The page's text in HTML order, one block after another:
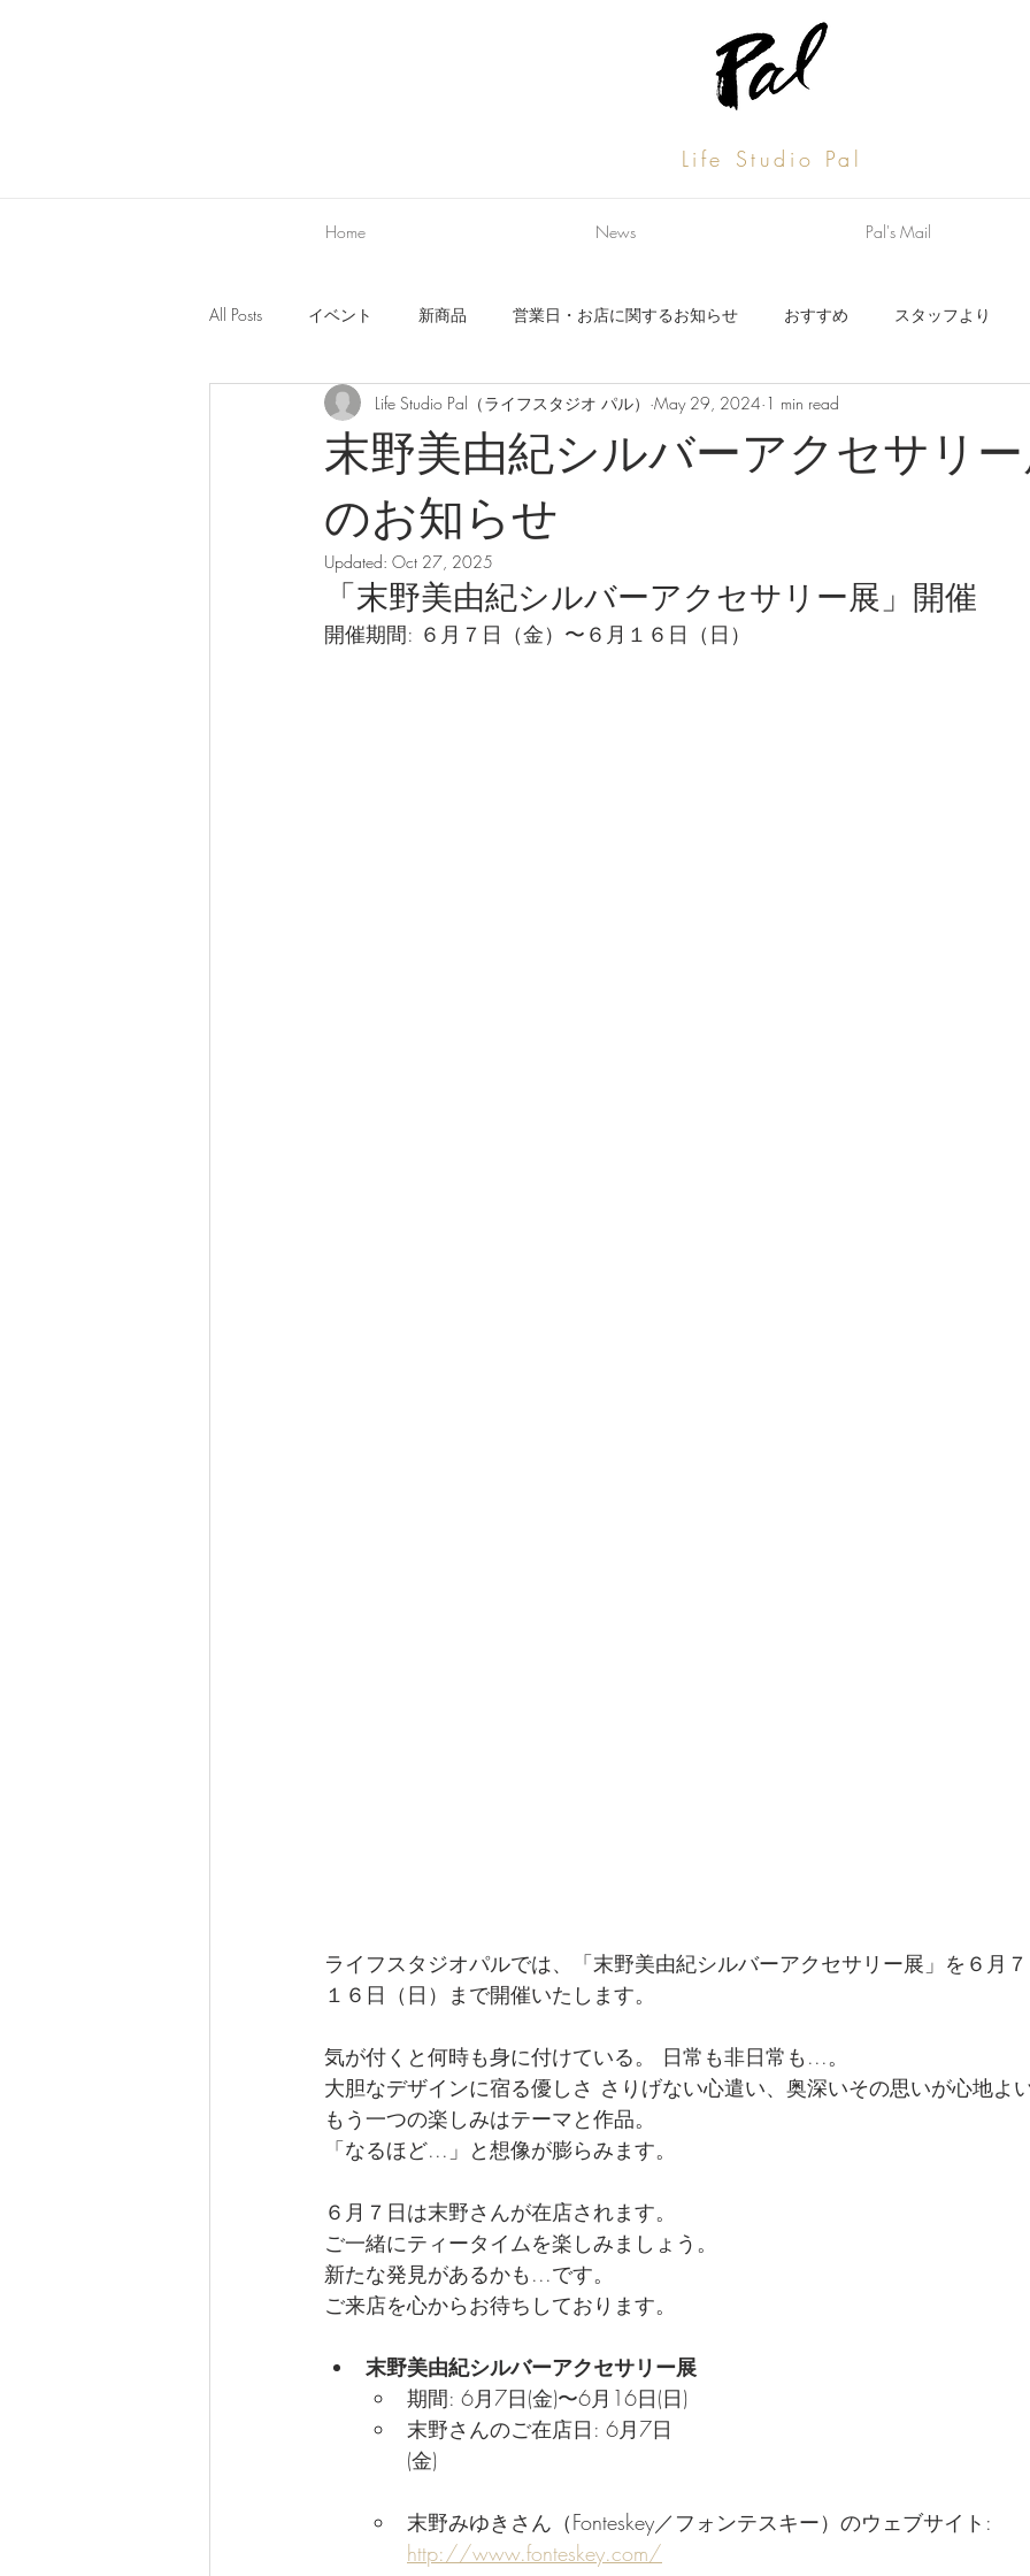
Life Studio Pal
Home News Pal's Mail
All Posts イベント 新商品 営業日・お店に関するお知らせ おすすめ スタッフより
営業日・お店に関するお知らせ スタッフより
末野美由紀シルバーアクセサリ
のお知らせ
Life Studio Pal（ライフスタジオ パル） May 29, 2024 1 min read
Updated: Oct 27, 2025
「末野美由紀シルバーアクセサリー展」開催
開催期間: ６月７日（金）〜６月１６日（日）
ライフスタジオパルでは、「末野美由紀シルバーアクセサリー展」を６月
１６日（日）まで開催いたします。
気が付くと何時も身に付けている。 日常も非日常も...。
大胆なデザインに宿る優しさ さりげない心遣い、奥深いその思いが心地よ
もう一つの楽しみはテーマと作品。
「なるほど...」と想像が膨らみます。
６月７日は末野さんが在店されます。
ご一緒にティータイムを楽しみましょう。
新たな発見があるかも...です。
ご来店を心からお待ちしております。
末野美由紀シルバーアクセサリー展
期間: 6月7日(金)〜6月16日(日)
末野さんのご在店日: 6月7日
(金)
末野みゆきさん（Fonteskey／フォンテスキー）のウェブサイト:
http://www.fonteskey.com/